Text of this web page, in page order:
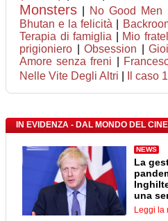
Monsters No Good Men
Bhutan e la felicità
Terapia di famiglia
Mio
prigioniero |Obsession |
Amore senza freni
Nelle Vite Degli Altri
Il caso
IN EVIDENZA - DAL MONDO DEL
NEWS
La
una
Leggi la